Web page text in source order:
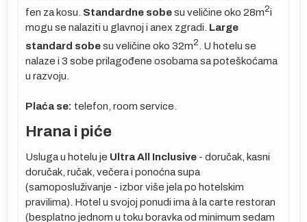
fen za kosu. Standardne sobesu veličine oko 28m2i
mogu se nalaziti u glavnoj i anex zgradi. Large
standard sobesu veličine oko 32m2
. U hotelu se
nalaze i 3 sobe prilagođene osobama sa poteškoćama
u razvoju.
Plaća se: telefon, room service.
Hrana i piće
Usluga u hotelu je Ultra All Inclusive - doručak, kasni
doručak, ručak, večera i ponoćna supa
(samoposluživanje - izbor više jela po hotelskim
pravilima). Hotel u svojoj ponudi ima à la carte restoran
(besplatno jednom u toku boravka od minimum sedam